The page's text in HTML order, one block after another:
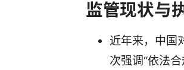
监管现状与
近年来，中国
次强调“依法